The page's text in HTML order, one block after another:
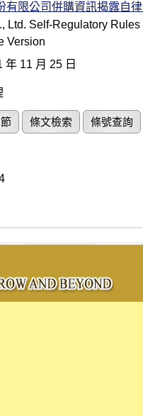
有限公司併購資訊揭露自
Ltd. Self-Regulatory
Version
年 11 月 25 日
條文檢索 條號查詢